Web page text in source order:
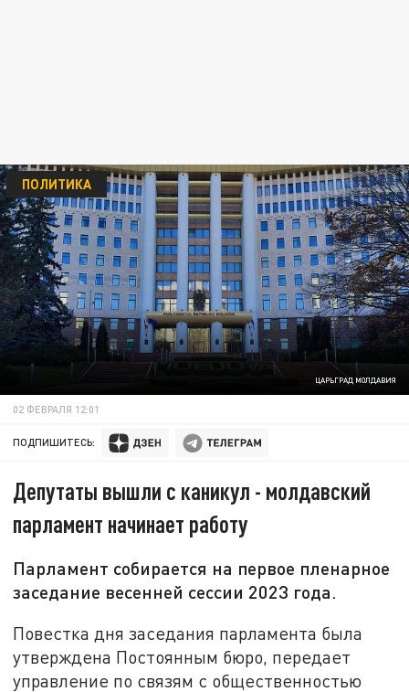
ЦАРЬГРАД МОЛДАВИЯ
ПОЛИТИКА
02 ФЕВРАЛЯ 12:01
ПОДПИШИТЕСЬ:
Депутаты вышли с каникул - молдавский
парламент начинает работу
Парламент собирается на первое пленарное
заседание весенней сессии 2023 года.
Повестка дня заседания парламента была
утверждена Постоянным бюро, передает
управление по связям с общественностью